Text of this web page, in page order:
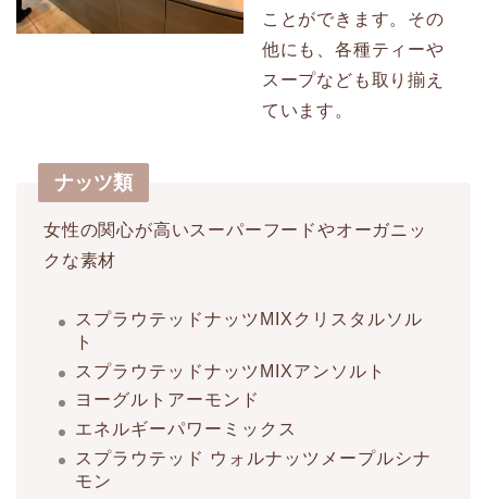
ことができます。その
他にも、各種ティーや
スープなども取り揃え
ています。
ナッツ類
女性の関心が高いスーパーフードやオーガニッ
クな素材
スプラウテッドナッツMIXクリスタルソル
ト
スプラウテッドナッツMIXアンソルト
ヨーグルトアーモンド
エネルギーパワーミックス
スプラウテッド ウォルナッツメープルシナ
モン